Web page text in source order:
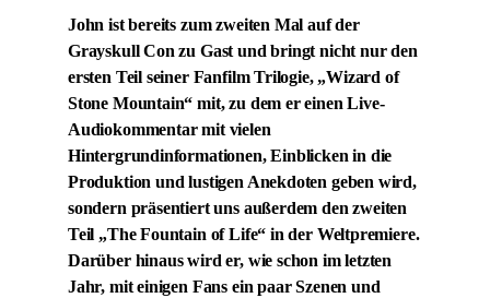
John ist bereits zum zweiten Mal auf der
Grayskull Con zu Gast und bringt nicht nur den
ersten Teil seiner Fanfilm Trilogie, „Wizard of
Stone Mountain“ mit, zu dem er einen Live-
Audiokommentar mit vielen
Hintergrundinformationen, Einblicken in die
Produktion und lustigen Anekdoten geben wird,
sondern präsentiert uns außerdem den zweiten
Teil „The Fountain of Life“ in der Weltpremiere.
Darüber hinaus wird er, wie schon im letzten
Jahr, mit einigen Fans ein paar Szenen und